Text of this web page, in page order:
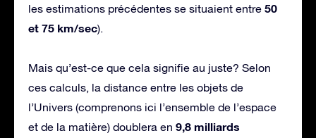
les estimations précédentes se situaient entre 50
et 75 km/sec).
Mais qu’est-ce que cela signifie au juste? Selon
ces calculs, la distance entre les objets de
l’Univers (comprenons ici l’ensemble de l’espace
et de la matière) doublera en 9,8 milliards